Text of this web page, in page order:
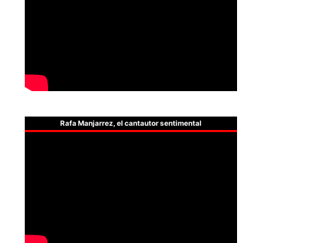
Rafa Manjarrez, el cantautor sentimental